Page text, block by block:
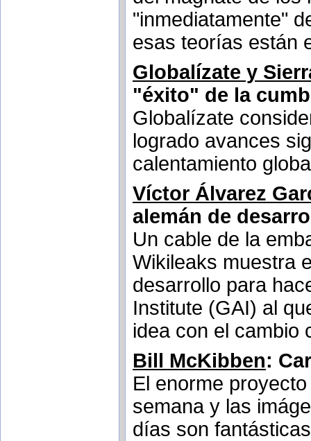
"inmediatamente"
esas teorías están
Globalízate y
"éxito" de la
Globalízate
logrado avances
calentamiento
Víctor Álvarez
alemán de
Un cable de la
Wikileaks muestra
desarrollo para
Institute (GAI) al
idea con el cambio
Bill McKibben:
El enorme
semana y las
días son fantásticas